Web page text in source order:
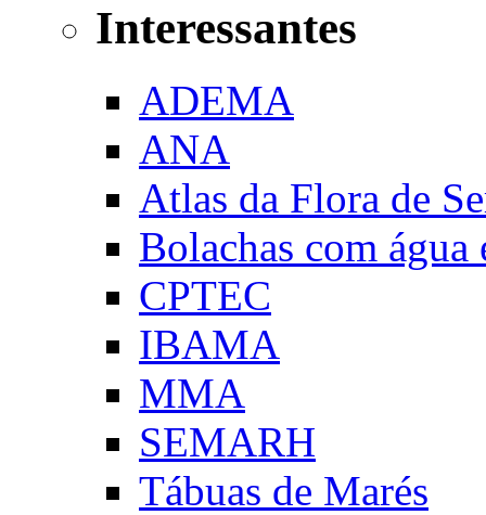
Interessantes
ADEMA
ANA
Atlas da Flora de
Bolachas com água
CPTEC
IBAMA
MMA
SEMARH
Tábuas de Marés